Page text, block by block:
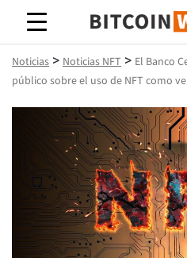
Sabiduría
Noticias > Noticias NFT > El Banco
público sobre el uso de NFT como